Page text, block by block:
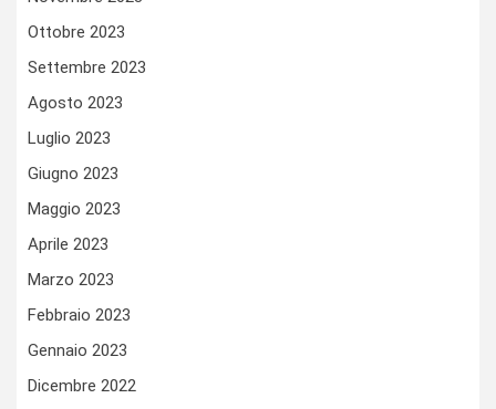
Ottobre 2023
Settembre 2023
Agosto 2023
Luglio 2023
Giugno 2023
Maggio 2023
Aprile 2023
Marzo 2023
Febbraio 2023
Gennaio 2023
Dicembre 2022